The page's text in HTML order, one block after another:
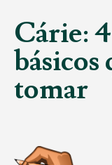
Cárie:
básicos
tomar